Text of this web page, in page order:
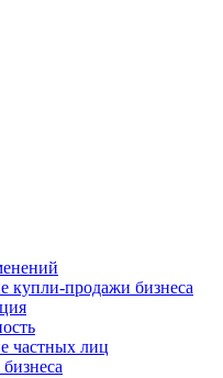
купли-продажи бизнеса
частных лиц